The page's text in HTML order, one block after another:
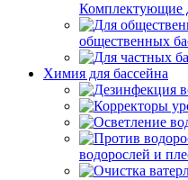
Комплектующие
общественных
Химия для бассейна
водорослей и